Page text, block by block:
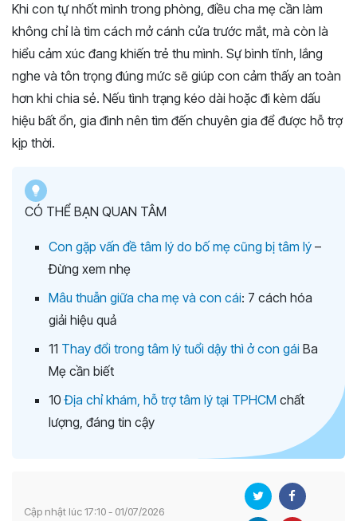
Khi con tự nhốt mình trong phòng, điều cha mẹ cần làm
không chỉ là tìm cách mở cánh cửa trước mắt, mà còn là
hiểu cảm xúc đang khiến trẻ thu mình. Sự bình tĩnh, lắng
nghe và tôn trọng đúng mức sẽ giúp con cảm thấy an toàn
hơn khi chia sẻ. Nếu tình trạng kéo dài hoặc đi kèm dấu
hiệu bất ổn, gia đình nên tìm đến chuyên gia để được hỗ trợ
kịp thời.
CÓ THỂ BẠN QUAN TÂM
Con gặp vấn đề tâm lý do bố mẹ cũng bị tâm lý –
Đừng xem nhẹ
Mâu thuẫn giữa cha mẹ và con cái: 7 cách hóa
giải hiệu quả
11 Thay đổi trong tâm lý tuổi dậy thì ở con gái Ba
Mẹ cần biết
10Địa chỉ khám, hỗ trợ tâm lý tại TPHCM chất
lượng, đáng tin cậy
Cập nhật lúc 17:10 - 01/07/2026